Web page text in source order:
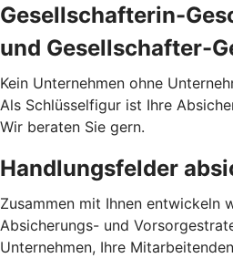
Gesellschafterin-
und Gesellschafter-
Kein Unternehmen ohne
Als Schlüsselfigur ist Ihre
Wir beraten Sie gern.
Handlungsfelder
Zusammen mit Ihnen entwickeln
Absicherungs- und
Unternehmen, Ihre